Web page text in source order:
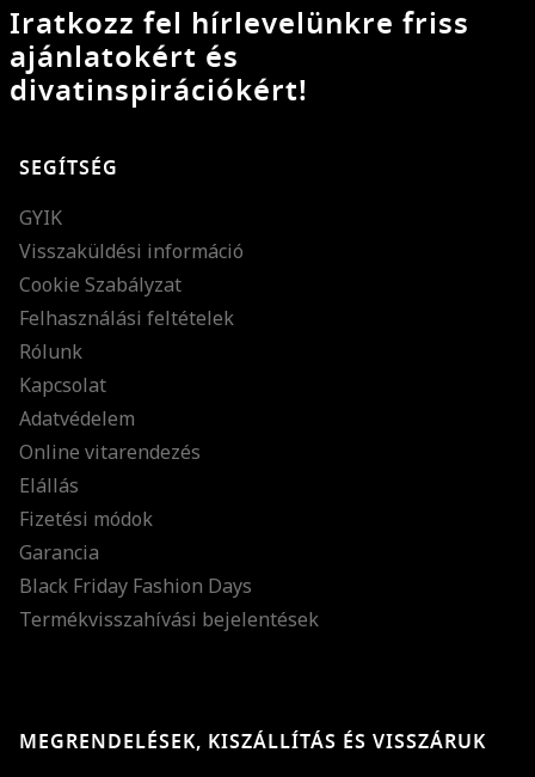
Iratkozz fel hírlevelünkre friss
ajánlatokért és
divatinspirációkért!
SEGÍTSÉG
GYIK
Visszaküldési információ
Cookie Szabályzat
Felhasználási feltételek
Rólunk
Kapcsolat
Adatvédelem
Online vitarendezés
Elállás
Fizetési módok
Garancia
Black Friday Fashion Days
Termékvisszahívási bejelentések
MEGRENDELÉSEK, KISZÁLLÍTÁS ÉS VISSZÁRUK